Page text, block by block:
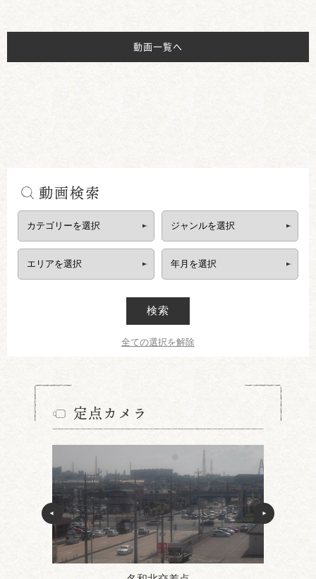
動画一覧へ
動画検索
検索
全ての選択を解除
定点カメラ